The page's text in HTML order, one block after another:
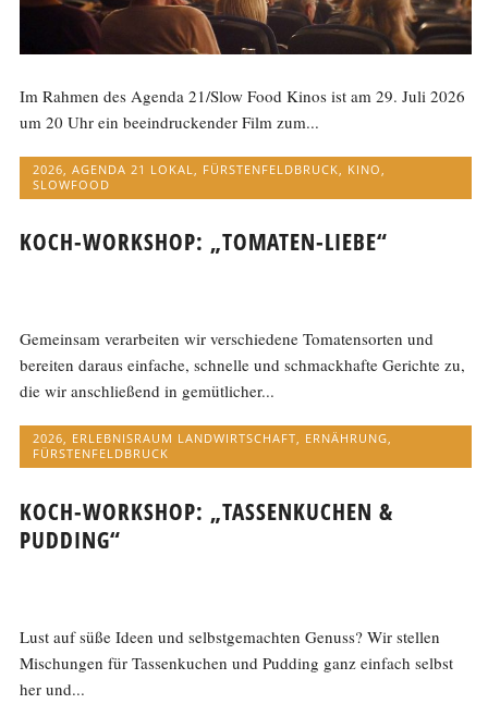
Im Rahmen des Agenda 21/Slow Food Kinos ist am 29. Juli 2026
um 20 Uhr ein beeindruckender Film zum...
2026,AGENDA 21 LOKAL, FÜRSTENFELDBRUCK, KINO,
SLOWFOOD
KOCH-WORKSHOP: „TOMATEN-LIEBE“
Gemeinsam verarbeiten wir verschiedene Tomatensorten und
bereiten daraus einfache, schnelle und schmackhafte Gerichte zu,
die wir anschließend in gemütlicher...
2026, ERLEBNISRAUM LANDWIRTSCHAFT, ERNÄHRUNG,
FÜRSTENFELDBRUCK
KOCH-WORKSHOP: „TASSENKUCHEN &
PUDDING“
Lust auf süße Ideen und selbstgemachten Genuss? Wir stellen
Mischungen für Tassenkuchen und Pudding ganz einfach selbst
her und...